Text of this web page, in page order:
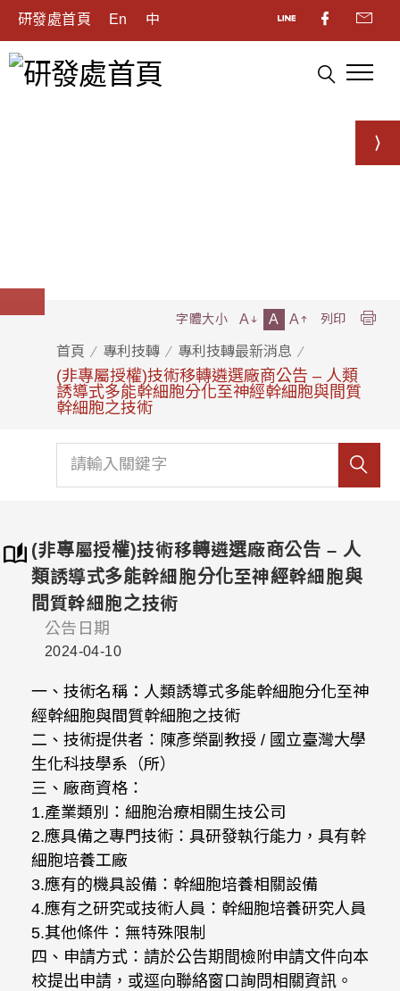
研發處首頁 En 中
首頁 專利技轉 專利技轉最新消息
(非專屬授權)技術移轉遴選廠商公告 – 人類
誘導式多能幹細胞分化至神經幹細胞與間質
幹細胞之技術
字體大小 A A A 列印
(非專屬授權)技術移轉遴選廠商公告 – 人
類誘導式多能幹細胞分化至神經幹細胞與
間質幹細胞之技術
公告日期
2024-04-10
一、技術名稱：人類誘導式多能幹細胞分化至神
經幹細胞與間質幹細胞之技術
二、技術提供者：陳彥榮副教授 / 國立臺灣大學
生化科技學系（所）
三、廠商資格：
1.產業類別：細胞治療相關生技公司
2.應具備之專門技術：具研發執行能力，具有幹
細胞培養工廠
3.應有的機具設備：幹細胞培養相關設備
4.應有之研究或技術人員：幹細胞培養研究人員
5.其他條件：無特殊限制
四、申請方式：請於公告期間檢附申請文件向本
校提出申請，或逕向聯絡窗口詢問相關資訊。